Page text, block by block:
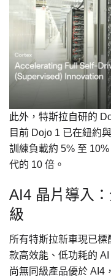
此外，特斯拉自研的
目前 Dojo 1 已在紐約
訓練負載約 5% 至
代的 10 倍。
AI4 晶片導入
級
所有特斯拉新車現已
款高效能、低功耗的
尚無同級產品優於 AI4